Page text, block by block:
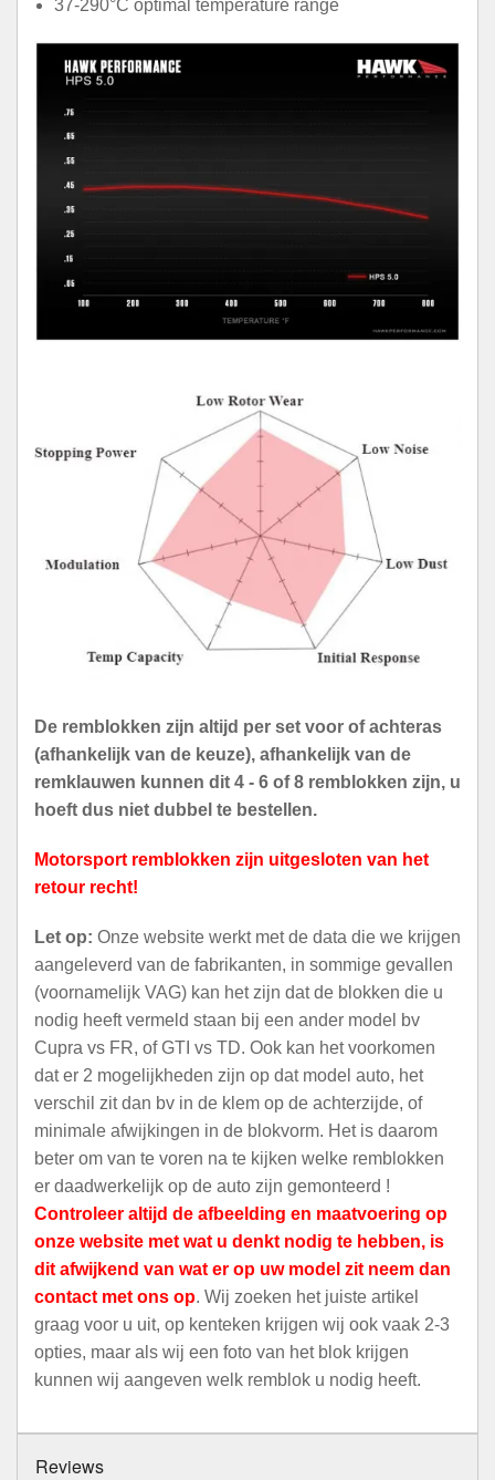
37-290°C optimal temperature range
De remblokken zijn altijd per set voor of achteras
(afhankelijk van de keuze), afhankelijk van de
remklauwen kunnen dit 4 - 6 of 8 remblokken zijn, u
hoeft dus niet dubbel te bestellen.
Motorsport remblokken zijn uitgesloten van het
retour recht!
Let op: Onze website werkt met de data die we krijgen
aangeleverd van de fabrikanten, in sommige gevallen
(voornamelijk VAG) kan het zijn dat de blokken die u
nodig heeft vermeld staan bij een ander model bv
Cupra vs FR, of GTI vs TD. Ook kan het voorkomen
dat er 2 mogelijkheden zijn op dat model auto, het
verschil zit dan bv in de klem op de achterzijde, of
minimale afwijkingen in de blokvorm. Het is daarom
beter om van te voren na te kijken welke remblokken
er daadwerkelijk op de auto zijn gemonteerd !
Controleer altijd de afbeelding en maatvoering op
onze website met wat u denkt nodig te hebben, is
dit afwijkend van wat er op uw model zit neem dan
contact met ons op. Wij zoeken het juiste artikel
graag voor u uit, op kenteken krijgen wij ook vaak 2-3
opties, maar als wij een foto van het blok krijgen
kunnen wij aangeven welk remblok u nodig heeft.
Reviews